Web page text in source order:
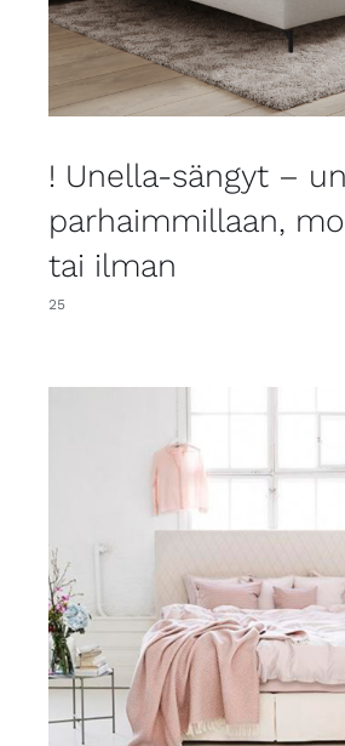
! Unella-sängyt –
parhaimmillaan,
tai ilman
25